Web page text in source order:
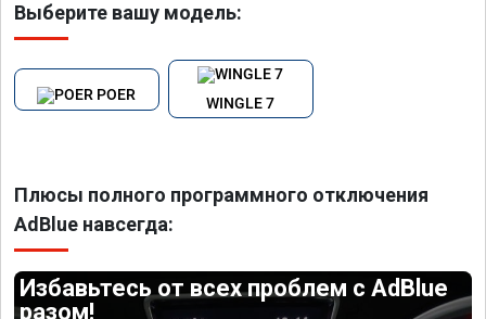
Выберите вашу модель:
POER
WINGLE 7
Плюсы полного программного отключения
AdBlue навсегда:
Избавьтесь от всех проблем с AdBlue
разом!